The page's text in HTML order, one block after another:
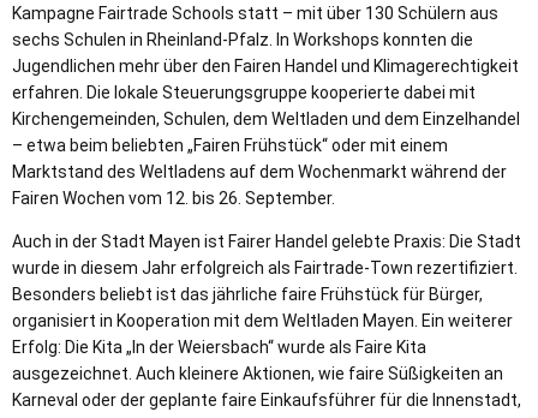
Kampagne Fairtrade Schools statt – mit über 130 Schülern aus
sechs Schulen in Rheinland-Pfalz. In Workshops konnten die
Jugendlichen mehr über den Fairen Handel und Klimagerechtigkeit
erfahren. Die lokale Steuerungsgruppe kooperierte dabei mit
Kirchengemeinden, Schulen, dem Weltladen und dem Einzelhandel
– etwa beim beliebten „Fairen Frühstück“ oder mit einem
Marktstand des Weltladens auf dem Wochenmarkt während der
Fairen Wochen vom 12. bis 26. September.
Auch in der Stadt Mayen ist Fairer Handel gelebte Praxis: Die Stadt
wurde in diesem Jahr erfolgreich als Fairtrade-Town rezertifiziert.
Besonders beliebt ist das jährliche faire Frühstück für Bürger,
organisiert in Kooperation mit dem Weltladen Mayen. Ein weiterer
Erfolg: Die Kita „In der Weiersbach“ wurde als Faire Kita
ausgezeichnet. Auch kleinere Aktionen, wie faire Süßigkeiten an
Karneval oder der geplante faire Einkaufsführer für die Innenstadt,